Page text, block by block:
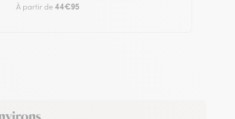
À partir de44€95